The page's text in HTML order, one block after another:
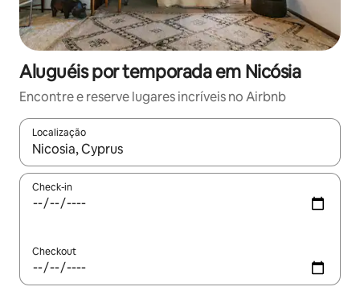
Aluguéis por temporada em Nicósia
Encontre e reserve lugares incríveis no Airbnb
Localização
Quando os resultados estiverem disponíveis, explore-os
Check-in
Checkout